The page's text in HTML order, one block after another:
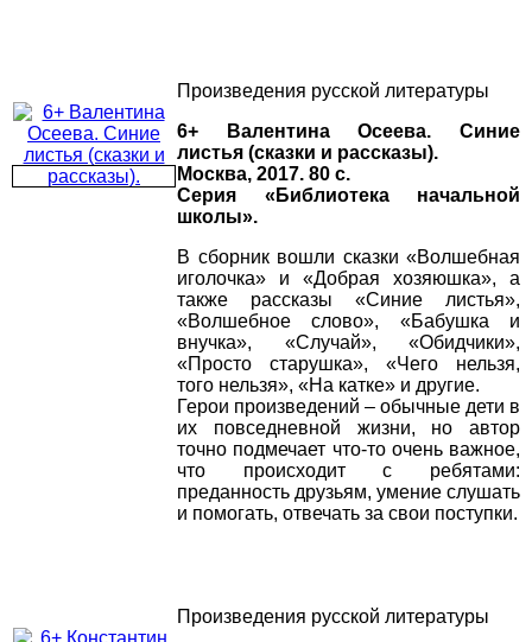
Произведения русской литературы
6+ Валентина Осеева. Синие
листья (сказки и рассказы).
Москва, 2017. 80 с.
Серия «Библиотека начальной
школы».
В сборник вошли сказки «Волшебная
иголочка» и «Добрая хозяюшка», а
также рассказы «Синие листья»,
«Волшебное слово», «Бабушка и
внучка», «Случай», «Обидчики»,
«Просто старушка», «Чего нельзя,
того нельзя», «На катке» и другие.
Герои произведений – обычные дети в
их повседневной жизни, но автор
точно подмечает что-то очень важное,
что происходит с ребятами:
преданность друзьям, умение слушать
и помогать, отвечать за свои поступки.
Произведения русской литературы